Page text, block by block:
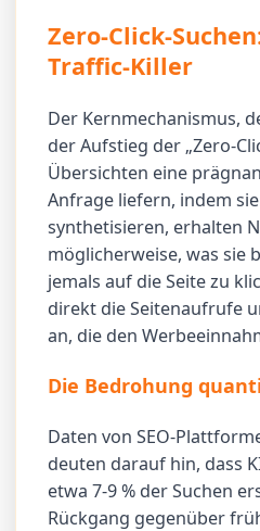
Zero-Click-
Traffic-Killer
Der Kernmechanismus,
der Aufstieg der „Zero-
Übersichten eine
Anfrage liefern, indem
synthetisieren, erhalten
möglicherweise, was sie
jemals auf die Seite zu
direkt die Seitenaufrufe
an, die den
Die Bedrohung
Daten von SEO-
deuten darauf hin, dass
etwa 7-9 % der Suchen
Rückgang gegenüber